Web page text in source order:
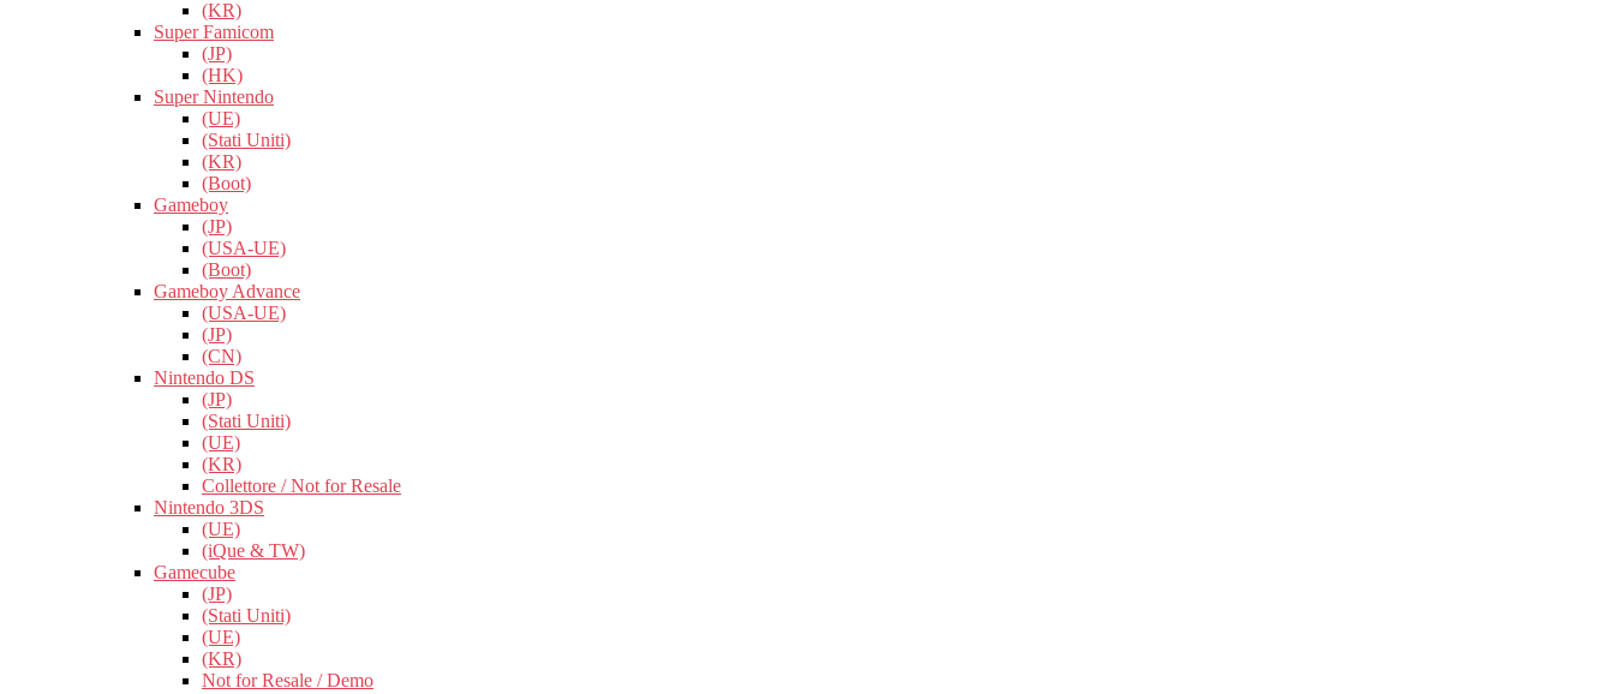
(KR)
Super Famicom
(JP)
(HK)
Super Nintendo
(UE)
(Stati Uniti)
(KR)
(Boot)
Gameboy
(JP)
(USA-UE)
(Boot)
Gameboy Advance
(USA-UE)
(JP)
(CN)
Nintendo DS
(JP)
(Stati Uniti)
(UE)
(KR)
Collettore / Not for Resale
Nintendo 3DS
(UE)
(iQue & TW)
Gamecube
(JP)
(Stati Uniti)
(UE)
(KR)
Not for Resale / Demo